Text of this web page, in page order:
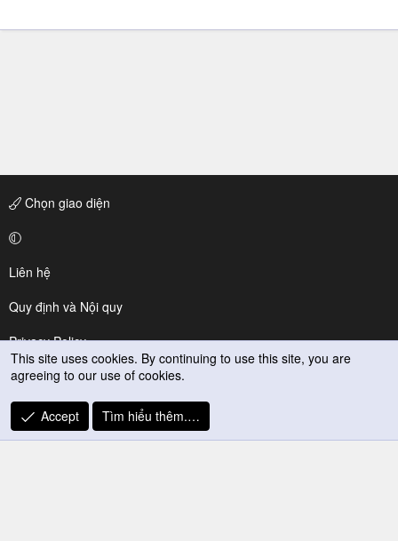
Chọn giao diện
Liên hệ
Quy định và Nội quy
Privacy Policy
Trợ giúp
R
S
This site uses cookies. By continuing to use this site, you are
agreeing to our use of cookies.
Accept Tìm hiểu thêm.…